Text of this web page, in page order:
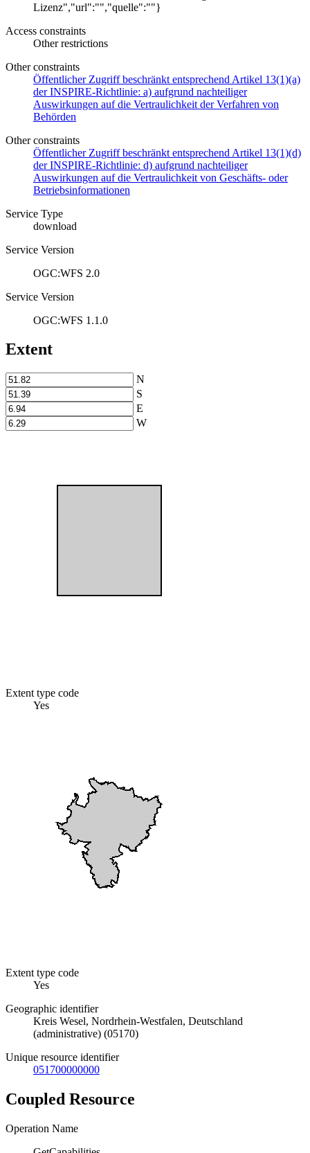
Lizenz","url":"","quelle":""}
Access constraints
Other restrictions
Other constraints
Öffentlicher Zugriff beschränkt entsprechend Artikel 13(1)(a)
der INSPIRE-Richtlinie: a) aufgrund nachteiliger
Auswirkungen auf die Vertraulichkeit der Verfahren von
Behörden
Other constraints
Öffentlicher Zugriff beschränkt entsprechend Artikel 13(1)(d)
der INSPIRE-Richtlinie: d) aufgrund nachteiliger
Auswirkungen auf die Vertraulichkeit von Geschäfts- oder
Betriebsinformationen
Service Type
download
Service Version
OGC:WFS 2.0
Service Version
OGC:WFS 1.1.0
Extent
N
S
E
W
Extent type code
Yes
Extent type code
Yes
Geographic identifier
Kreis Wesel, Nordrhein-Westfalen, Deutschland
(administrative) (05170)
Unique resource identifier
051700000000
Coupled Resource
Operation Name